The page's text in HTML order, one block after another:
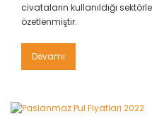
civataların kullanıldığı
özetlenmiştir.
Devamı